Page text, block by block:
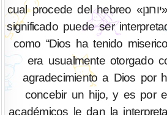
cual procede del hebreo «יוחנן» (Yeohannan), cuyo
significado puede ser
como “Dios ha tenido
era usualmente otorgado
agradecimiento a Dios por
concebir un hijo, y es por
académicos le dan la